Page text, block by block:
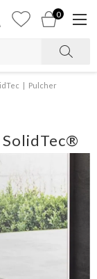
0
Pulcher